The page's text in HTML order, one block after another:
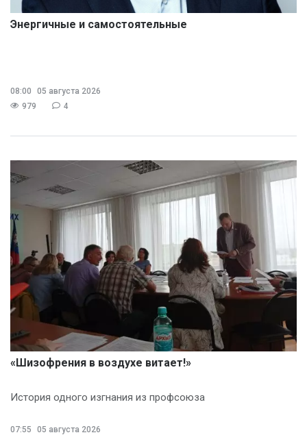
Энергичные и самостоятельные
08:00
05 августа 2026
979
4
«Шизофрения в воздухе витает!»
История одного изгнания из профсоюза
07:55
05 августа 2026